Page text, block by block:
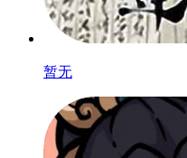
暂无